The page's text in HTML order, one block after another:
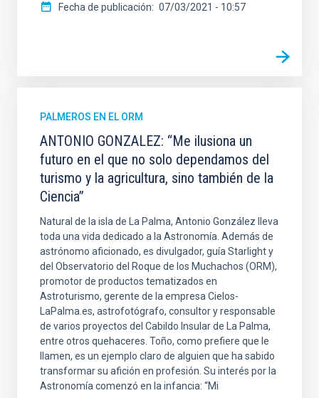
Fecha de publicación 07/03/2021 - 10:57
PALMEROS EN EL ORM
ANTONIO GONZALEZ: “Me ilusiona un
futuro en el que no solo dependamos del
turismo y la agricultura, sino también de la
Ciencia”
Natural de la isla de La Palma, Antonio González lleva
toda una vida dedicado a la Astronomía. Además de
astrónomo aficionado, es divulgador, guía Starlight y
del Observatorio del Roque de los Muchachos (ORM),
promotor de productos tematizados en
Astroturismo, gerente de la empresa Cielos-
LaPalma.es, astrofotógrafo, consultor y responsable
de varios proyectos del Cabildo Insular de La Palma,
entre otros quehaceres. Toño, como prefiere que le
llamen, es un ejemplo claro de alguien que ha sabido
transformar su afición en profesión. Su interés por la
Astronomía comenzó en la infancia: “Mi